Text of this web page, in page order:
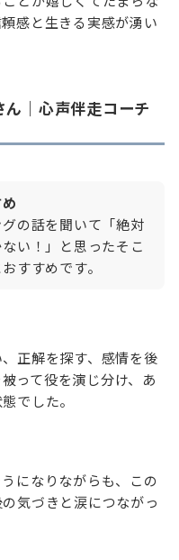
感と生きる実感が湧い
ん｜心声伴走コーチ
の話を聞いて「絶対
い！」と思ったそこ
すすめです。
正解を探す、感情を後
って役を演じ分け、あ
でした。
になりながらも、この
気づきと涙につながっ